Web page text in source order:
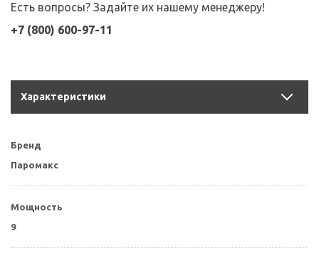
Есть вопросы? Задайте их нашему менеджеру!
+7 (800) 600-97-11
Характеристики
Бренд
Паромакс
Мощность
9